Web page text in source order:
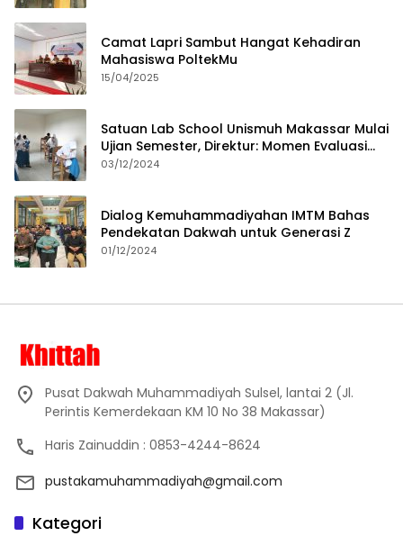
Camat Lapri Sambut Hangat Kehadiran
Mahasiswa PoltekMu
15/04/2025
Satuan Lab School Unismuh Makassar Mulai
Ujian Semester, Direktur: Momen Evaluasi
Proses Pembelajaran
03/12/2024
Dialog Kemuhammadiyahan IMTM Bahas
Pendekatan Dakwah untuk Generasi Z
01/12/2024
Pusat Dakwah Muhammadiyah Sulsel, lantai 2 (Jl.
Perintis Kemerdekaan KM 10 No 38 Makassar)
Haris Zainuddin : 0853-4244-8624
pustakamuhammadiyah@gmail.com
Kategori